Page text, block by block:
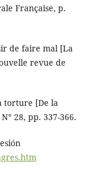
Française, p.
de faire mal [La
revue de
torture [De la
28, pp. 337-366.